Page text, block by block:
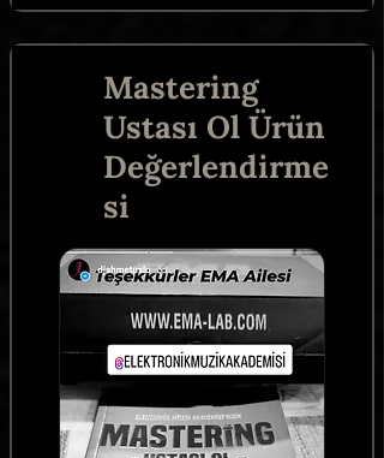
Mastering
Ustası Ol Ürün
Değerlendirme
si